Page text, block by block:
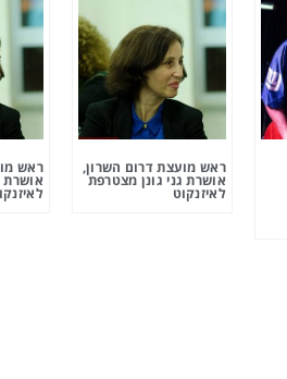
ראש מועצת דרום השרון,
אושרת גני גונן מצטרפת
לאיזנקוט
ראש
אושרת